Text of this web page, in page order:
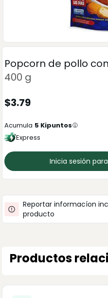
Popcorn de pollo
400 g
$3.79
Acumula 5 Kipuntos
Express
Inicia sesión
Reportar informacíon
producto
Productos